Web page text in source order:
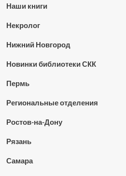
Наши книги
Некролог
Нижний Новгород
Новинки библиотеки СКК
Пермь
Региональные отделения
Ростов-на-Дону
Рязань
Самара